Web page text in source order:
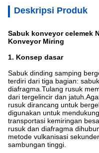
Deskripsi Produk
Sabuk konveyor celemek
Konveyor Miring
1. Konsep dasar
Sabuk dinding samping
terdiri dari tiga bagian:
diafragma.Tulang rusuk
dari tergelincir dan
rusuk dirancang untuk
digunakan untuk
transportasi kemiringan
rusuk dan diafragma
metode vulkanisasi
sambungan tinggi.